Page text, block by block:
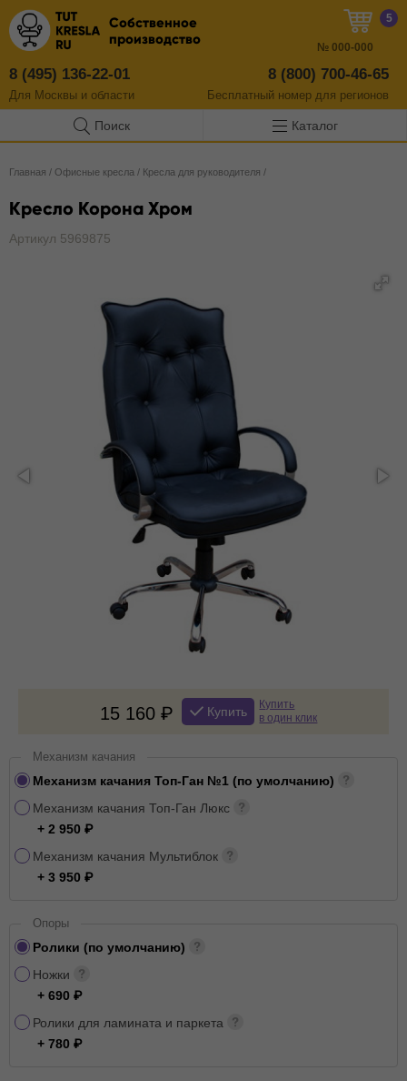
Собственное
производство
8 (495) 136-22-01
Для Москвы и области
8 (800) 700-46-65
Бесплатный номер для регионов
5
№ 000-000
Поиск Каталог
Главная / Офисные кресла / Кресла для руководителя /
Кресло Корона Хром
Артикул 5969875
15 160 Купить
Купить
в один клик
Механизм качания
Механизм качания Топ-Ган №1 (по умолчанию)
Механизм качания Топ-Ган Люкс
+ 2 950
Механизм качания Мультиблок
+ 3 950
Опоры
Ролики (по умолчанию)
Ножки
+ 690
Ролики для ламината и паркета
+ 780